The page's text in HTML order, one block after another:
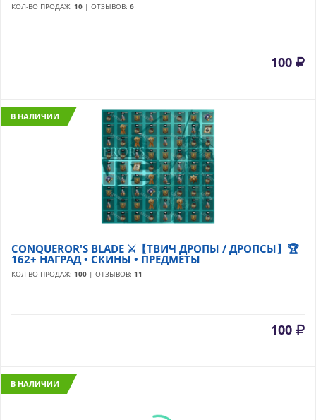
КОЛ-ВО ПРОДАЖ: 10 | ОТЗЫВОВ: 6
100
В НАЛИЧИИ
CONQUEROR'S BLADE ⚔️【ТВИЧ ДРОПЫ / ДРОПСЫ】🏆
162+ НАГРАД • СКИНЫ • ПРЕДМЕТЫ
КОЛ-ВО ПРОДАЖ: 100 | ОТЗЫВОВ: 11
100
В НАЛИЧИИ